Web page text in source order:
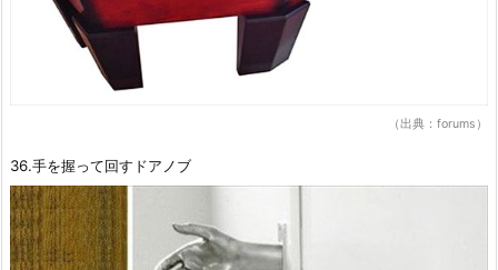
（出典：forums）
36.手を握って回すドアノブ